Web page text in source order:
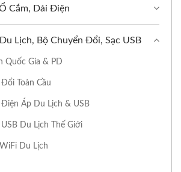
Cắm, Dải Điện
Lịch, Bộ Chuyển Đổi, Sạc USB
Quốc Gia & PD
Toàn Cầu
Áp Du Lịch & USB
Du Lịch Thế Giới
Du Lịch